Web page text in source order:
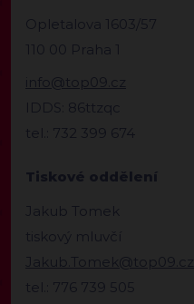
Opletalova 1603/57
110 00 Praha 1
info@top09.cz
IDDS: 86ttzqc
tel.: 732 399 674
Tiskové oddělení
Jakub Tomek
tiskový mluvčí
Jakub.Tomek@top09.cz
tel.: 776 739 505